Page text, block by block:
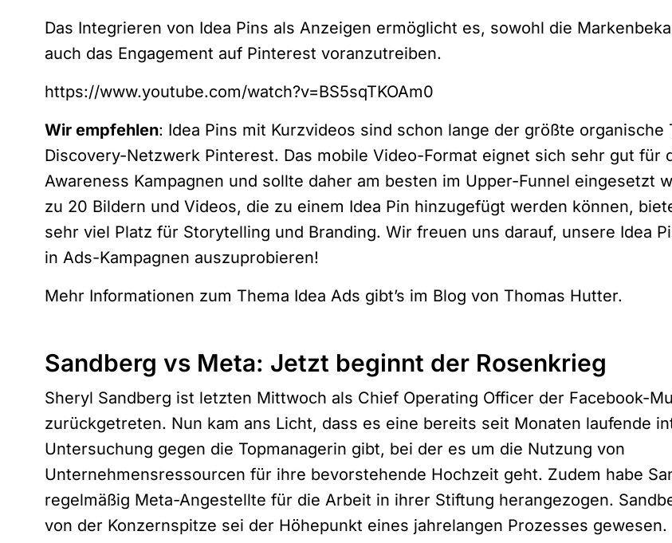
Das Integrieren von Idea Pins als Anzeigen ermöglicht es, sowohl die
auch das Engagement auf Pinterest voranzutreiben.
https://www.youtube.com/watch?v=BS5sqTKOAm0
Wir empfehlen: Idea Pins mit Kurzvideos sind schon lange der größte organische
Discovery-Netzwerk Pinterest. Das mobile Video-Format eignet sich sehr gut für
Awareness Kampagnen und sollte daher am besten im Upper-Funnel eingesetzt
zu 20 Bildern und Videos, die zu einem Idea Pin hinzugefügt werden können,
sehr viel Platz für Storytelling und Branding. Wir freuen uns darauf, unsere Idea
in Ads-Kampagnen auszuprobieren!
Mehr Informationen zum Thema Idea Ads gibt’s im Blog von Thomas Hutter.
Sandberg vs Meta: Jetzt beginnt der Rosenkrieg
Sheryl Sandberg ist letzten Mittwoch als Chief Operating Officer der Facebook-
zurückgetreten. Nun kam ans Licht, dass es eine bereits seit Monaten laufende
Untersuchung gegen die Topmanagerin gibt, bei der es um die Nutzung von
Unternehmensressourcen für ihre bevorstehende Hochzeit geht. Zudem habe
regelmäßig Meta-Angestellte für die Arbeit in ihrer Stiftung herangezogen.
von der Konzernspitze sei der Höhepunkt eines jahrelangen Prozesses gewesen.